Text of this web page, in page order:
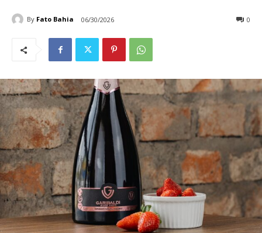
By Fato Bahia 06/30/2026 0